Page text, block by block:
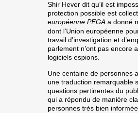
Shir Hever dit qu’il est
protection possible est
européenne PEGA a donné
dont l’Union européenne
travail d’investigation et
parlement n’ont pas encore
logiciels espions.
Une centaine de personnes
une traduction remarquable
questions pertinentes du
qui a répondu de manière
personnes très bien